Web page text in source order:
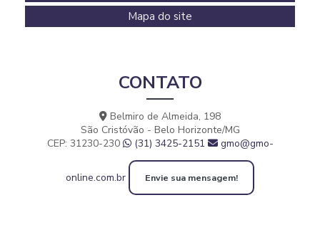
Mapa do site
CONTATO
Belmiro de Almeida, 198
São Cristóvão - Belo Horizonte/MG
CEP: 31230-230
(31) 3425-2151 gmo@gmo-
online.com.br Envie sua mensagem!